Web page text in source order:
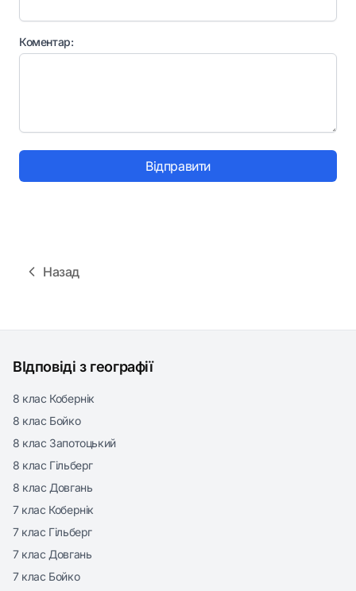
Коментар:
Відправити
Назад
ВІдповіді з географії
8 клас Кобернік
8 клас Бойко
8 клас Запотоцький
8 клас Гільберг
8 клас Довгань
7 клас Кобернік
7 клас Гільберг
7 клас Довгань
7 клас Бойко